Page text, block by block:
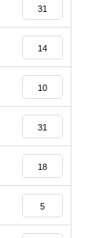
31
14
10
31
18
5